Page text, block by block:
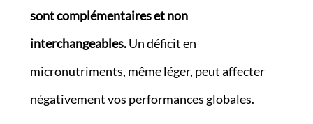
sont complémentaires et non
interchangeables.Un déficit en
micronutriments, même léger, peut affecter
négativement vos performances globales.